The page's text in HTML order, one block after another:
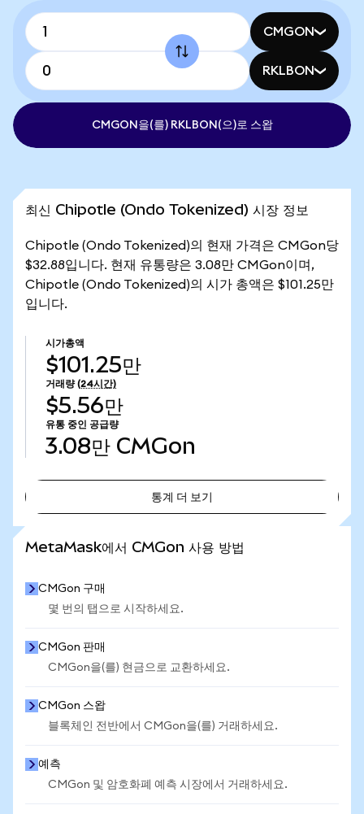
CMGON
RKLBON
CMGON을(를) RKLBON(으)로 스왑
최신 Chipotle (Ondo Tokenized) 시장 정보
Chipotle (Ondo Tokenized)의 현재 가격은 CMGon당
$32.88입니다. 현재 유통량은 3.08만 CMGon이며,
Chipotle (Ondo Tokenized)의 시가 총액은 $101.25만
입니다.
시가총액
$101.25만
거래량 (24시간)
$5.56만
유통 중인 공급량
3.08만 CMGon
통계 더 보기
MetaMask에서 CMGon 사용 방법
CMGon 구매
몇 번의 탭으로 시작하세요.
CMGon 판매
CMGon을(를) 현금으로 교환하세요.
CMGon 스왑
블록체인 전반에서 CMGon을(를) 거래하세요.
예측
CMGon 및 암호화폐 예측 시장에서 거래하세요.